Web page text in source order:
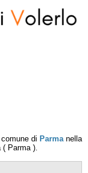
di Parmanella
( Parma).